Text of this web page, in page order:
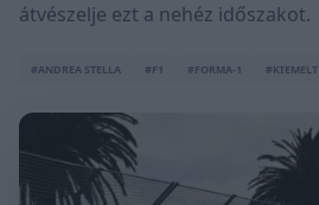
átvészelje ezt a nehéz időszakot.
#ANDREA STELLA #F1 #FORMA-1 #KIEMELT